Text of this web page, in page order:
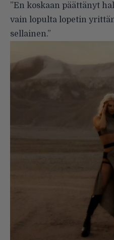
”En koskaan päättänyt
vain lopulta lopetin
sellainen.”